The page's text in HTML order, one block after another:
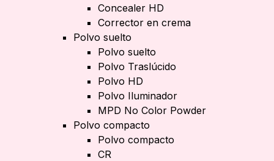
Concealer HD
Corrector en crema
Polvo suelto
Polvo suelto
Polvo Traslúcido
Polvo HD
Polvo Iluminador
MPD No Color Powder
Polvo compacto
Polvo compacto
CR